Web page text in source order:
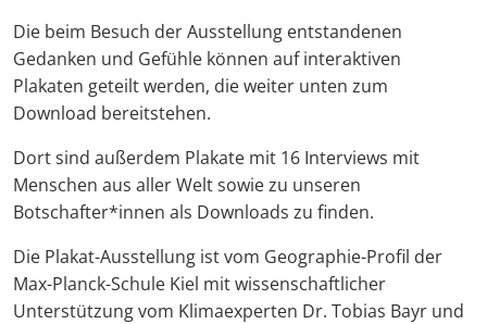
Die beim Besuch der Ausstellung entstandenen
Gedanken und Gefühle können auf interaktiven
Plakaten geteilt werden, die weiter unten zum
Download bereitstehen.
Dort sind außerdem Plakate mit 16 Interviews mit
Menschen aus aller Welt sowie zu unseren
Botschafter*innen als Downloads zu finden.
Die Plakat-Ausstellung ist vom Geographie-Profil der
Max-Planck-Schule Kiel mit wissenschaftlicher
Unterstützung vom Klimaexperten Dr. Tobias Bayr und